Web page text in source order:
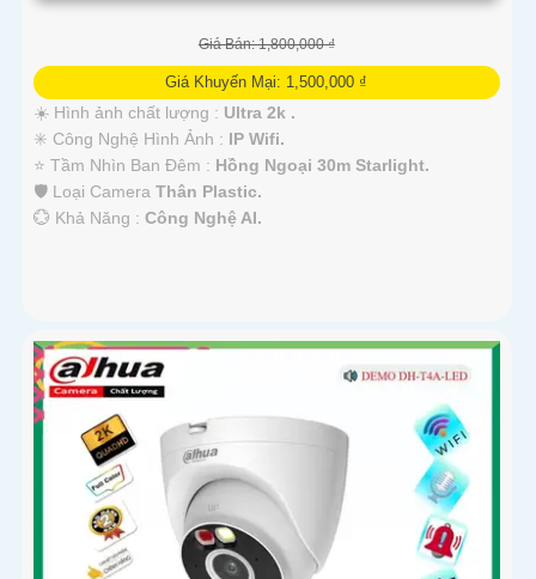
Giá Bán: 1,800,000 ₫
Giá Khuyến Mại: 1,500,000 ₫
☀️ Hình ảnh chất lượng : Ultra 2k .
✳️ Công Nghệ Hình Ảnh : IP Wifi.
⭐ Tầm Nhìn Ban Đêm : Hồng Ngoại 30m Starlight.
🛡 Loại Camera Thân Plastic.
️💮 Khả Năng : Công Nghệ AI.